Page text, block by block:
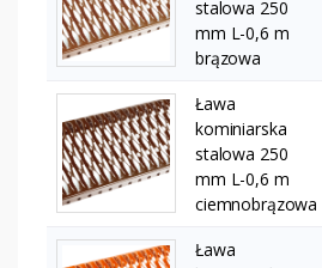
stalowa 250
mm L-0,6 m
brązowa
Ława
kominiarska
stalowa 250
mm L-0,6 m
ciemnobrązowa
Ława